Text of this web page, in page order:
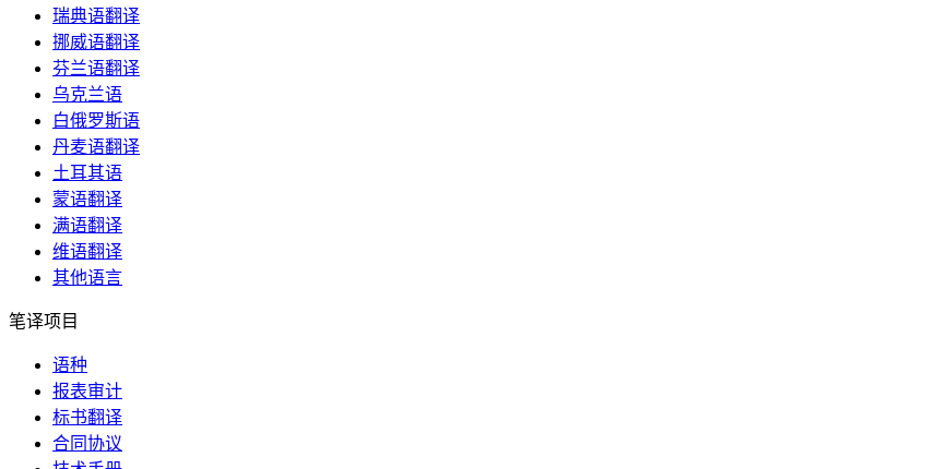
瑞典语翻译
挪威语翻译
芬兰语翻译
乌克兰语
白俄罗斯语
丹麦语翻译
土耳其语
蒙语翻译
满语翻译
维语翻译
其他语言
笔译项目
语种
报表审计
标书翻译
合同协议